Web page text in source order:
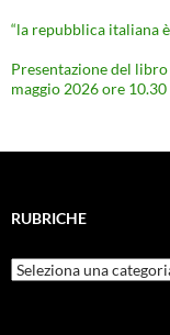
“la repubblica italiana
Presentazione del
maggio 2026 ore 10.30
RUBRICHE
Rubriche